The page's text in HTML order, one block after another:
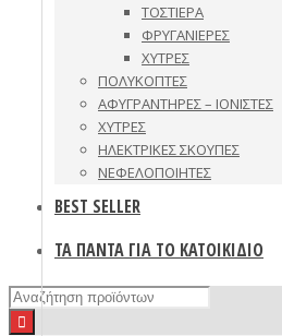
ΤΟΣΤΙΕΡΑ
ΦΡΥΓΑΝΙΕΡΕΣ
ΧΥΤΡΕΣ
ΠΟΛΥΚΟΠΤΕΣ
ΑΦΥΓΡΑΝΤΗΡΕΣ – ΙΟΝΙΣΤΕΣ
ΧΥΤΡΕΣ
ΗΛΕΚΤΡΙΚΕΣ ΣΚΟΥΠΕΣ
ΝΕΦΕΛΟΠΟΙΗΤΕΣ
BEST SELLER
ΤΑ ΠΑΝΤΑ ΓΙΑ ΤΟ ΚΑΤΟΙΚΙΔΙΟ